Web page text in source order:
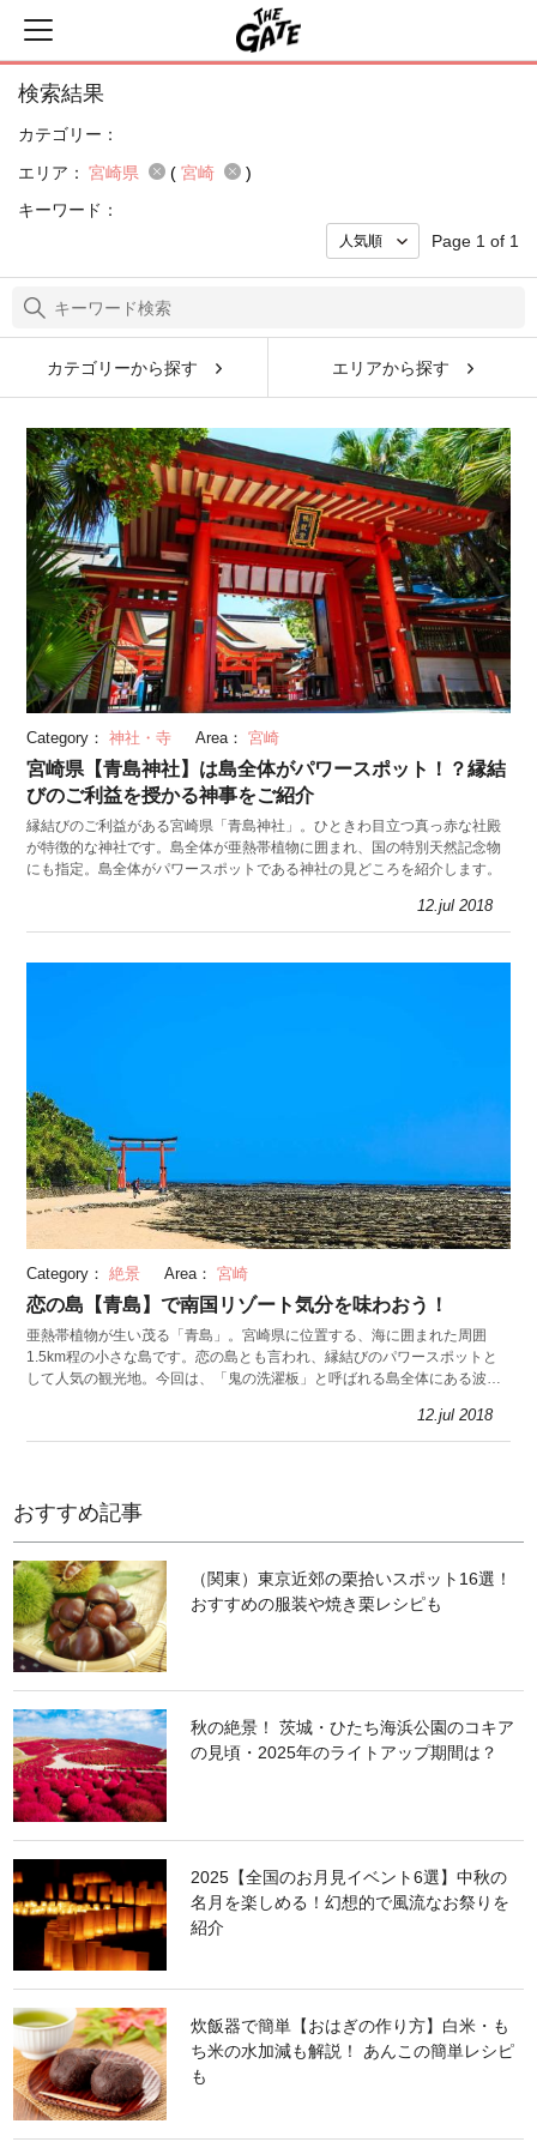
検索結果
カテゴリー：
エリア： 宮崎県 ( 宮崎
)
キーワード：
Page 1 of 1
カテゴリーから探す エリアから探す
Category： 神社・寺 Area： 宮崎
宮崎県【青島神社】は島全体がパワースポット！？縁結
びのご利益を授かる神事をご紹介
縁結びのご利益がある宮崎県「青島神社」。ひときわ目立つ真っ赤な社殿
が特徴的な神社です。島全体が亜熱帯植物に囲まれ、国の特別天然記念物
にも指定。島全体がパワースポットである神社の見どころを紹介します。
12.jul 2018
Category： 絶景 Area： 宮崎
恋の島【青島】で南国リゾート気分を味わおう！
亜熱帯植物が生い茂る「青島」。宮崎県に位置する、海に囲まれた周囲
1.5km程の小さな島です。恋の島とも言われ、縁結びのパワースポットと
して人気の観光地。今回は、「鬼の洗濯板」と呼ばれる島全体にある波状
12.jul 2018
おすすめ記事
（関東）東京近郊の栗拾いスポット16選！
おすすめの服装や焼き栗レシピも
秋の絶景！ 茨城・ひたち海浜公園のコキア
の見頃・2025年のライトアップ期間は？
2025【全国のお月見イベント6選】中秋の
名月を楽しめる！幻想的で風流なお祭りを
紹介
炊飯器で簡単【おはぎの作り方】白米・も
ち米の水加減も解説！ あんこの簡単レシピ
も